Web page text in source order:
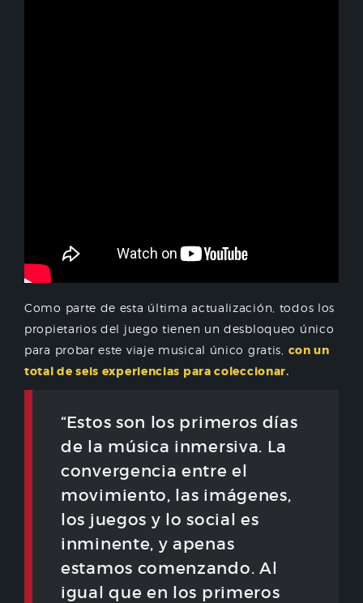
Como parte de esta última actualización, todos los
propietarios del juego tienen un desbloqueo único
para probar este viaje musical único gratis, con un
total de seis experiencias para coleccionar.
“Estos son los primeros días
de la música inmersiva. La
convergencia entre el
movimiento, las imágenes,
los juegos y lo social es
inminente, y apenas
estamos comenzando. Al
igual que en los primeros